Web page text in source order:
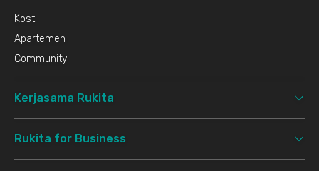
Kost
Apartemen
Community
Kerjasama Rukita
Rukita for Business